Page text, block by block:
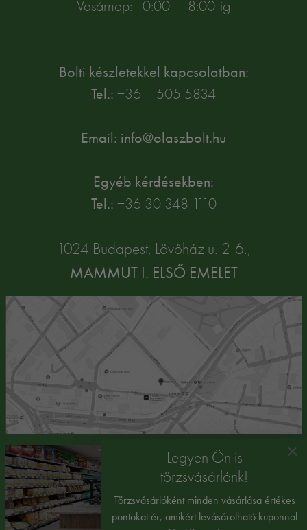
Vasárnap: 10:00 - 18:00-ig
Bolti készletekkel kapcsolatban:
Tel.: +36 1 505 5834
Email: info@olaszbolt.hu
Egyéb kérdésekben:
Tel.: +36 30 348 1110
1024 Budapest, Lövőház u. 2-6.,
MAMMUT I. ELSŐ EMELET
×
Legyen Ön is
törzsvásárlónk!
Törzsvásárlóként minden vásárlása értékes
pontokat ér, amikért levásárolható kuponnal